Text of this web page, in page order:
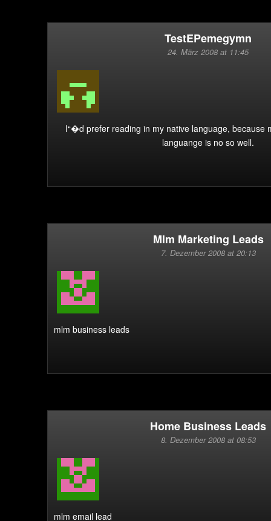
TestEPemegymn
24. März 2008 at 11:45
I“�d prefer reading in my native language, because
languange is no so well.
Mlm Marketing Leads
7. Dezember 2008 at 20:13
mlm business leads
Home Business Leads
8. Dezember 2008 at 08:53
mlm email lead